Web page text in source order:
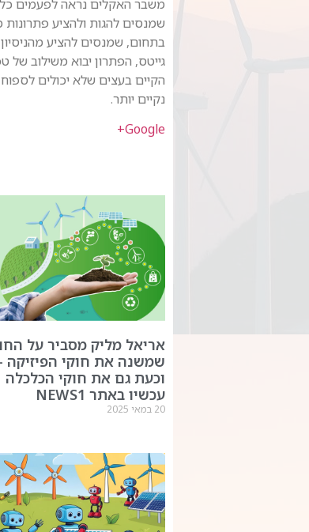
משבר האקלים נראה לפעמים כל
שמנסים להגות ולהציע
בתחום, שמנסים להציע
גייטס, הפתרון יבוא משילוב של
הקיים בעצים שלא יכולים
נקיים יותר.
Google+
אריאל מליק מסביר על
שמשנה את חוקי הפיזיקה
וכעת גם את חוקי הכלכלה
עכשיו באתר NEWS1
20 במאי 2025